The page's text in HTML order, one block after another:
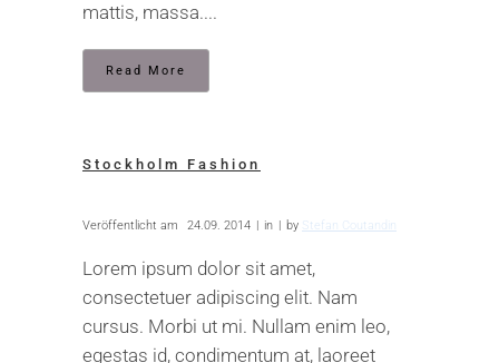
mattis, massa....
Read More
Stockholm Fashion
Veröffentlicht am 24.09. 2014 in by Stefan Coutandin
Lorem ipsum dolor sit amet,
consectetuer adipiscing elit. Nam
cursus. Morbi ut mi. Nullam enim leo,
egestas id, condimentum at, laoreet